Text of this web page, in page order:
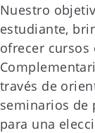
Nuestro
estudiante,
ofrecer cursos
través de
seminarios de
para una